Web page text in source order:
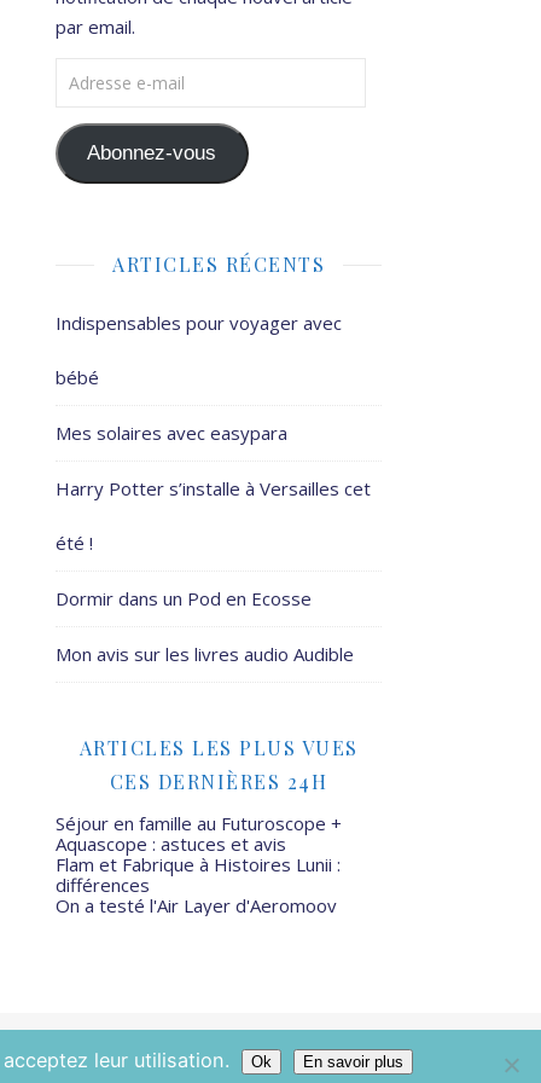
par email.
Adresse e-mail
Abonnez-vous
ARTICLES RÉCENTS
Indispensables pour voyager avec
bébé
Mes solaires avec easypara
Harry Potter s’installe à Versailles cet
été !
Dormir dans un Pod en Ecosse
Mon avis sur les livres audio Audible
ARTICLES LES PLUS VUES
CES DERNIÈRES 24H
Séjour en famille au Futuroscope +
Aquascope : astuces et avis
Flam et Fabrique à Histoires Lunii :
différences
On a testé l'Air Layer d'Aeromoov
Mamans Mais Pas Que - 2026 ©
leur utilisation. Ok En savoir plus